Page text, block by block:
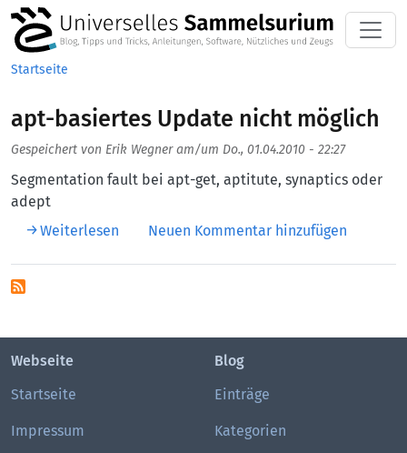
Direkt zum Inhalt
Startseite
apt-basiertes Update nicht möglich
Gespeichert von Erik Wegneram/um Do., 01.04.2010 - 22:27
Segmentation fault bei apt-get, aptitute, synaptics oder
adept
Weiterlesen über apt-basiertes Update nicht möglich
Neuen Kommentar hinzufügen
Webseite
Startseite
Impressum
Blog
Einträge
Kategorien